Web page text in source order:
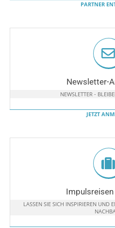
PARTNER
Newsletter-
NEWSLETTER -
JETZT
LASSEN SIE SICH INSPIRIEREN UND